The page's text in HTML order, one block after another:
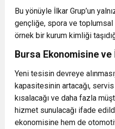
Bu yönüyle İlkar Grup’un
gençliğe, spora ve toplumsal
örnek bir kurum kimliği
Bursa Ekonomisine ve
Yeni tesisin devreye
kapasitesinin artacağı,
kısalacağı ve daha fazla
hizmet sunulacağı ifade
ekonomisine hem de